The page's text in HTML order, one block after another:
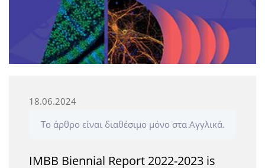
18.06.2024
Το άρθρο είναι διαθέσιμο μόνο στα Αγγλικά.
IMBB Biennial Report 2022-2023 is